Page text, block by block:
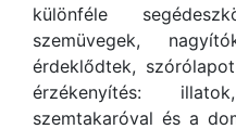
különféle
szemüvegek,
érdeklődtek,
érzékenyítés:
szemtakaróval és a